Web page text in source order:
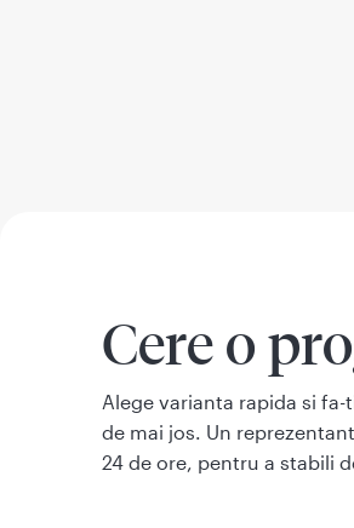
Cere o
Alege varianta rapida si
de mai jos. Un
24 de ore, pentru a stabili